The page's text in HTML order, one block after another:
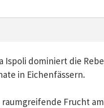
Ispoli dominiert die Rebe
in Eichenfässern.
raumgreifende Frucht am